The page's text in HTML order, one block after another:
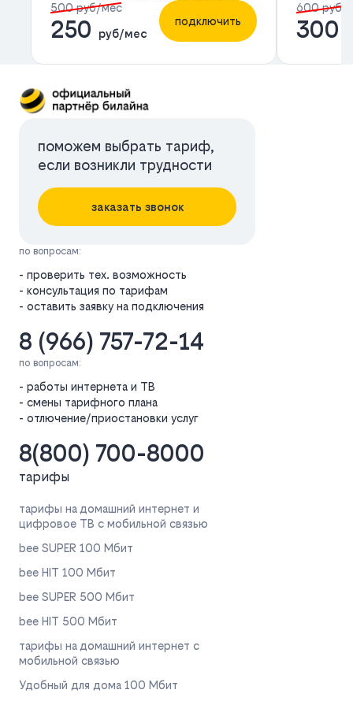
500 руб/мес
250 руб/мес
подключить
600 руб/
300
поможем выбрать тариф,
если возникли трудности
заказать звонок
по вопросам:
- проверить тех. возможность
- консультация по тарифам
- оставить заявку на подключения
8 (966) 757-72-14
по вопросам:
- работы интернета и ТВ
- смены тарифного плана
- отлючение/приостановки услуг
8(800) 700-8000
тарифы
тарифы на домашний интернет и
цифровое ТВ с мобильной связью
bee SUPER 100 Мбит
bee HIT 100 Мбит
bee SUPER 500 Мбит
bee HIT 500 Мбит
тарифы на домашний интернет с
мобильной связью
Удобный для дома 100 Мбит